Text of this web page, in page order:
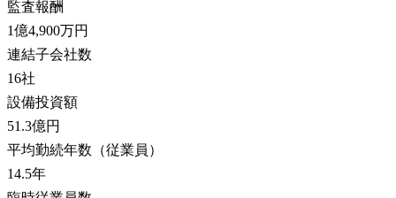
監査報酬
1億4,900万円
連結子会社数
16社
設備投資額
51.3億円
平均勤続年数（従業員）
14.5年